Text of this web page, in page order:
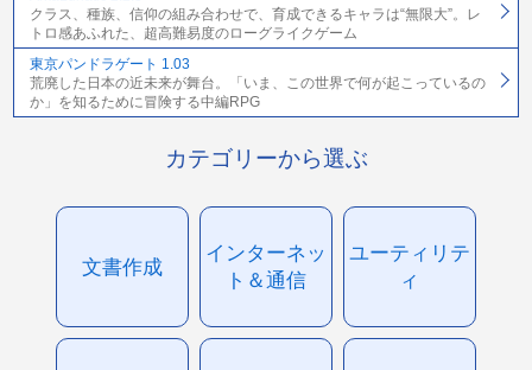
クラス、種族、信仰の組み合わせで、育成できるキャラは“無限大”。レ
トロ感あふれた、超高難易度のローグライクゲーム
東京パンドラゲート 1.03
荒廃した日本の近未来が舞台。「いま、この世界で何が起こっているの
か」を知るために冒険する中編RPG
カテゴリーから選ぶ
文書作成
インターネッ
ト＆通信
ユーティリテ
ィ